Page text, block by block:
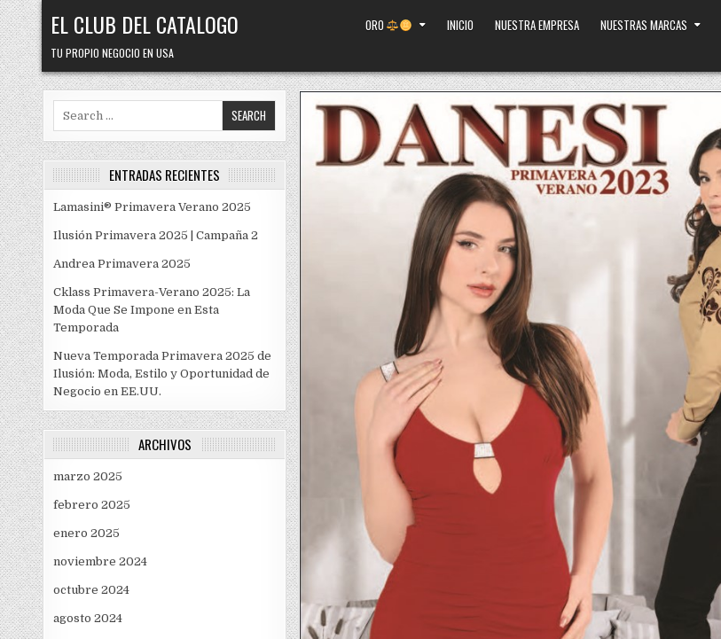
Skip
to
content
EL CLUB DEL CATALOGO
TU PROPIO NEGOCIO EN USA
ORO INICIO NUESTRA EMPRESA NUESTRAS MARCAS
ENTRADAS RECIENTES
Lamasini® Primavera Verano 2025
Ilusión Primavera 2025 | Campaña 2
Andrea Primavera 2025
Cklass Primavera-Verano 2025: La
Moda Que Se Impone en Esta
Temporada
Nueva Temporada Primavera 2025 de
Ilusión: Moda, Estilo y Oportunidad de
Negocio en EE.UU.
ARCHIVOS
marzo 2025
febrero 2025
enero 2025
noviembre 2024
octubre 2024
agosto 2024